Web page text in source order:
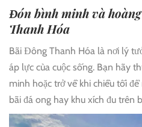
Đón bình minh và
Thanh Hóa
Bãi Đông Thanh Hóa là nơi lý
áp lực của cuộc sống. Bạn hãy
minh hoặc trở về khi chiều tối
bãi đá ong hay khu xích đu trên